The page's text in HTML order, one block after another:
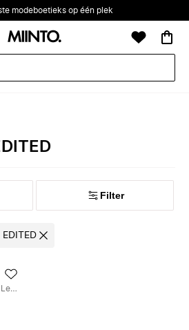
modeboetieks op één plek
Filter
EDITED
Theodora Denim Straight Leg Jeans